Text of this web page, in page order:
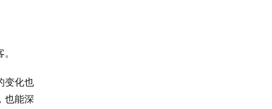
变化也
也能深